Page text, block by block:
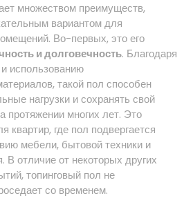
множеством преимуществ,
вариантом для
Во-первых, это его
и долговечность. Благодаря
использованию
такой пол способен
нагрузки и сохранять свой
протяжении многих лет. Это
квартир, где пол подвергается
мебели, бытовой техники и
В отличие от некоторых других
топинговый пол не
со временем.